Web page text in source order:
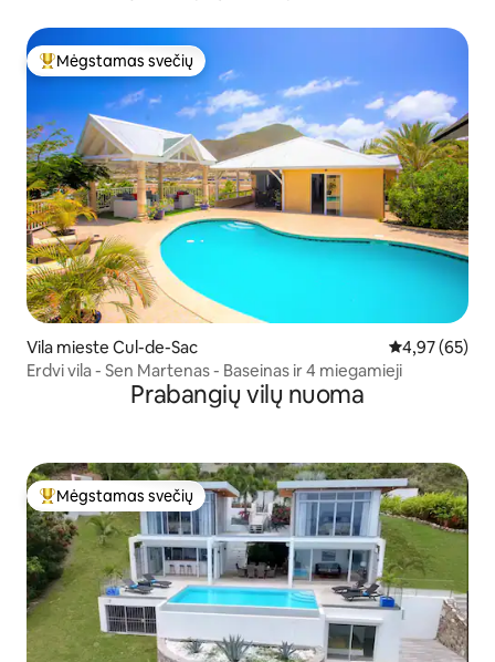
Svečių mėgstamiausias
Mėgstamas svečių
Vila mieste Cul-de-Sac Vidutinis
4,97 (65)
Erdvi vila - Sen Martenas - Baseinas ir 4 miegamieji
Prabangių vilų nuoma
Svečių mėgstamiausias
Mėgstamas svečių